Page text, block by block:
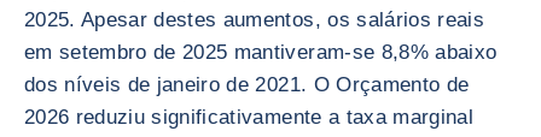
2025. Apesar destes aumentos, os salários reais
em setembro de 2025 mantiveram-se 8,8% abaixo
dos níveis de janeiro de 2021. O Orçamento de
2026 reduziu significativamente a taxa marginal